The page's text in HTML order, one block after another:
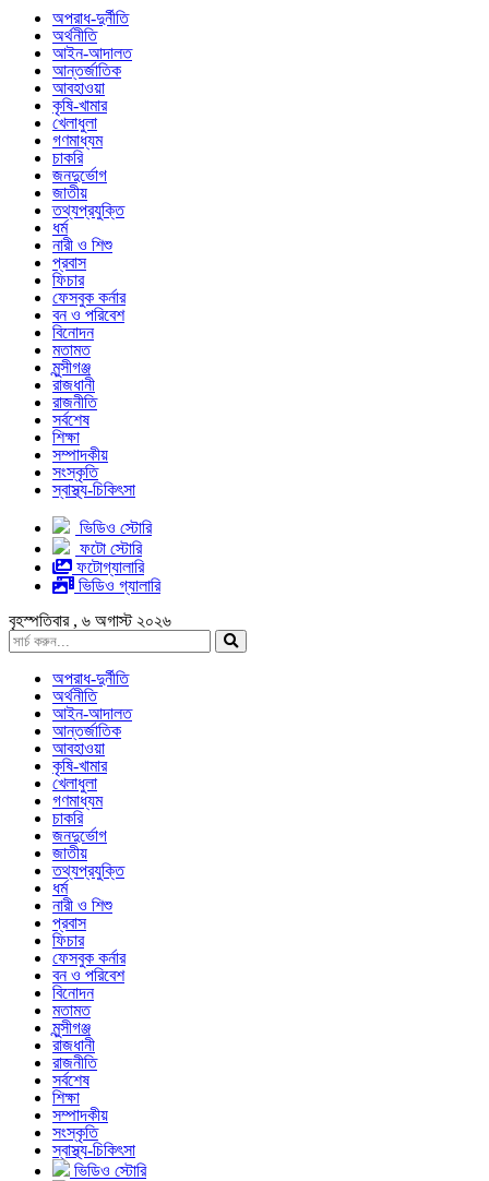
অপরাধ-দুর্নীতি
অর্থনীতি
আইন-আদালত
আন্তর্জাতিক
আবহাওয়া
কৃষি-খামার
খেলাধুলা
গণমাধ্যম
চাকরি
জনদুর্ভোগ
জাতীয়
তথ্যপ্রযুক্তি
ধর্ম
নারী ও শিশু
প্রবাস
ফিচার
ফেসবুক কর্নার
বন ও পরিবেশ
বিনোদন
মতামত
মুন্সীগঞ্জ
রাজধানী
রাজনীতি
সর্বশেষ
শিক্ষা
সম্পাদকীয়
সংস্কৃতি
স্বাস্থ্য-চিকিৎসা
ভিডিও স্টোরি
ফটো স্টোরি
ফটোগ্যালারি
ভিডিও গ্যালারি
বৃহস্পতিবার , ৬ অগাস্ট ২০২৬
অপরাধ-দুর্নীতি
অর্থনীতি
আইন-আদালত
আন্তর্জাতিক
আবহাওয়া
কৃষি-খামার
খেলাধুলা
গণমাধ্যম
চাকরি
জনদুর্ভোগ
জাতীয়
তথ্যপ্রযুক্তি
ধর্ম
নারী ও শিশু
প্রবাস
ফিচার
ফেসবুক কর্নার
বন ও পরিবেশ
বিনোদন
মতামত
মুন্সীগঞ্জ
রাজধানী
রাজনীতি
সর্বশেষ
শিক্ষা
সম্পাদকীয়
সংস্কৃতি
স্বাস্থ্য-চিকিৎসা
ভিডিও স্টোরি